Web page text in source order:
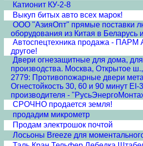
Катионит КУ-2-8
Выкуп битых авто всех марок!
ООО "АзияОпт" прямые поставки
оборудования из Китая в Беларусь
Автоспецтехника продажа -
другое!
Двери огнезащитные для дома,
производства. Москва, Открытое
2779: Противопожарные двери
Огнестойкость 30, 60 и 90 минут EI-
производителя -
СРОЧНО продается земля!
продадим микрометр
Продам электрошок почтой
Лосьоны Breeze для